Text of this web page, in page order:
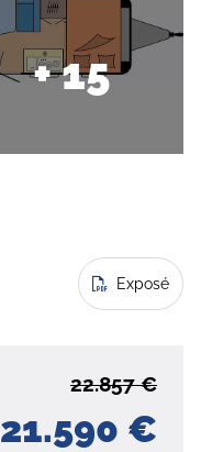
+ 15
Exposé
21.590 €
22.857 €